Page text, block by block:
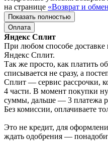
на странице «Возврат и
Показать полностью
Оплата
Яндекс Сплит
При любом способе
Яндекс Сплит.
Так же просто, как платить
списывается не сразу, а
Сплит — сервис рассрочки,
4 части. В момент покупки
суммы, дальше — 3 платежа
Без комиссии, оплачиваете
Это не кредит, для
ждать одобрения —